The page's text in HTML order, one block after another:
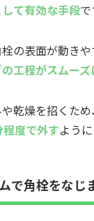
て有効な手段で
の表面が動きや
工程がスムー
乾燥を招くため
度で外すよう
で角栓をなじ